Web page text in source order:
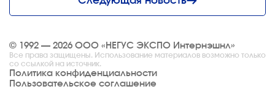
© 1992 — 2026 ООО «НЕГУС ЭКСПО Интернэшнл»
Все права защищены. Использование материалов возможно только
со ссылкой на источник.
Политика конфиденциальности
Пользовательское соглашение